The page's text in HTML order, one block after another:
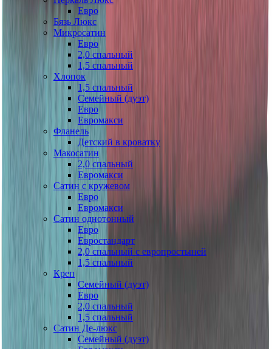
Евро
Бязь Люкс
Микросатин
Евро
2,0 спальный
1,5 спальный
Хлопок
1,5 спальный
Семейный (дуэт)
Евро
Евромакси
Фланель
Детский в кроватку
Макосатин
2,0 спальный
Евромакси
Сатин с кружевом
Евро
Евромакси
Сатин однотонный
Евро
Евростандарт
2,0 спальный с европростыней
1,5 спальный
Креп
Семейный (дуэт)
Евро
2,0 спальный
1,5 спальный
Сатин Де-люкс
Семейный (дуэт)